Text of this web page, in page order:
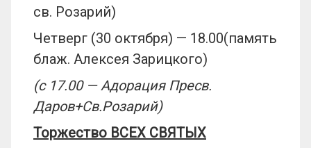
св. Розарий)
Четверг (30 октября) — 18.00(память
блаж. Алексея Зарицкого)
(с 17.00 — Адорация Пресв.
Даров+Св.Розарий)
Торжество ВСЕХ СВЯТЫХ